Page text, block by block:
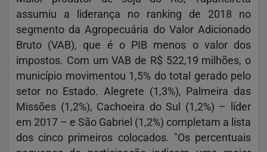
assumiu a liderança no ranking de 2018 no
segmento da Agropecuária do Valor Adicionado
Bruto (VAB), que é o PIB menos o valor dos
impostos. Com um VAB de R$ 522,19 milhões, o
município movimentou 1,5% do total gerado pelo
setor no Estado. Alegrete (1,3%), Palmeira das
Missões (1,2%), Cachoeira do Sul (1,2%) – líder
em 2017 – e São Gabriel (1,2%) completam a lista
dos cinco primeiros colocados. "Os percentuais